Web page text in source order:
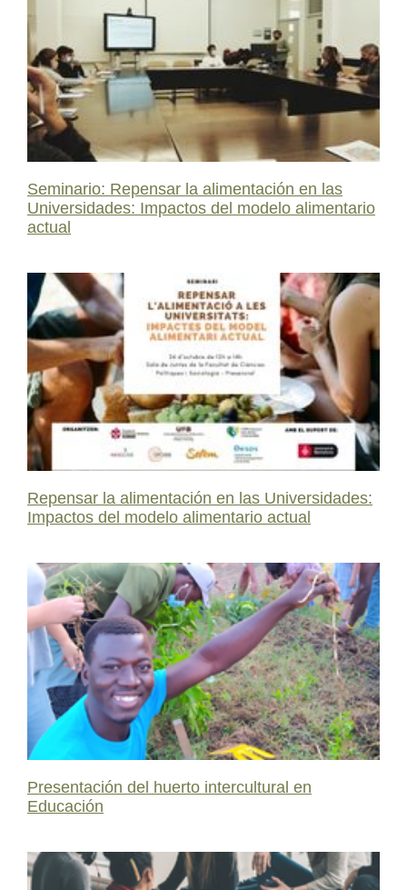
Seminario: Repensar la alimentación en las
Universidades: Impactos del modelo alimentario
actual
Repensar la alimentación en las Universidades:
Impactos del modelo alimentario actual
Presentación del huerto intercultural en
Educación